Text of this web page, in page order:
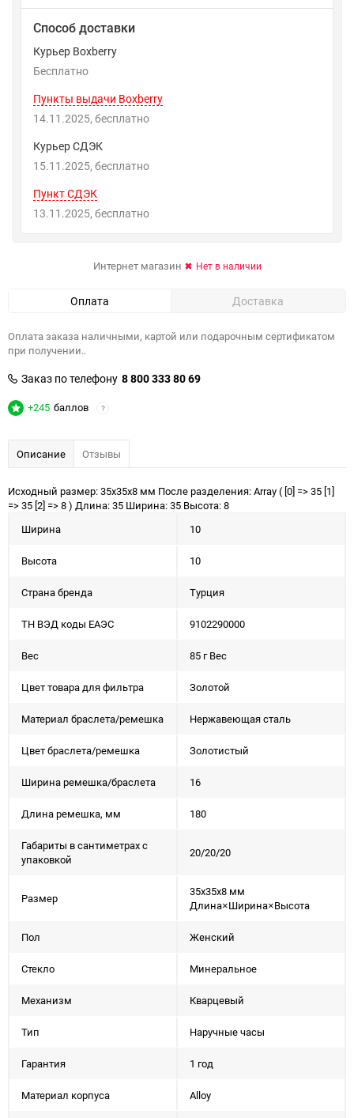
Способ доставки
Курьер Boxberry
Бесплатно
Пункты выдачи Boxberry
14.11.2025
Бесплатно
Курьер СДЭК
15.11.2025
Бесплатно
Пункт СДЭК
13.11.2025
Бесплатно
Интернет магазин Нет в наличии
Оплата Доставка
Оплата заказа наличными, картой или подарочным сертификатом
при получении..
Заказ по телефону 8 800 333 80 69
+245 баллов ?
Описание Отзывы
Исходный размер: 35x35x8 мм После разделения: Array ( [0] => 35 [1]
=> 35 [2] => 8 ) Длина: 35 Ширина: 35 Высота: 8
Ширина
10
Высота 10
Страна бренда Турция
ТН ВЭД коды ЕАЭС 9102290000
Вес 85 г Вес
Цвет товара для фильтра Золотой
Материал браслета/ремешка Нержавеющая сталь
Цвет браслета/ремешка Золотистый
Ширина ремешка/браслета 16
Длина ремешка, мм 180
Габариты в сантиметрах с
упаковкой
20/20/20
Размер
35x35x8 мм
Длина×Ширина×Высота
Пол Женский
Стекло Минеральное
Механизм Кварцевый
Тип Наручные часы
Гарантия 1 год
Материал корпуса Alloy